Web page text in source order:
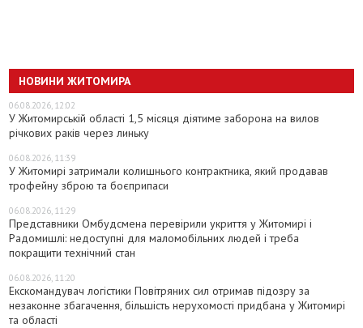
НОВИНИ ЖИТОМИРА
06.08.2026, 12:02
У Житомирській області 1,5 місяця діятиме заборона на вилов
річкових раків через линьку
06.08.2026, 11:39
У Житомирі затримали колишнього контрактника, який продавав
трофейну зброю та боєприпаси
06.08.2026, 11:29
Представники Омбудсмена перевірили укриття у Житомирі і
Радомишлі: недоступні для маломобільних людей і треба
покращити технічний стан
06.08.2026, 11:20
Екскомандувач логістики Повітряних сил отримав підозру за
незаконне збагачення, більшість нерухомості придбана у Житомирі
та області